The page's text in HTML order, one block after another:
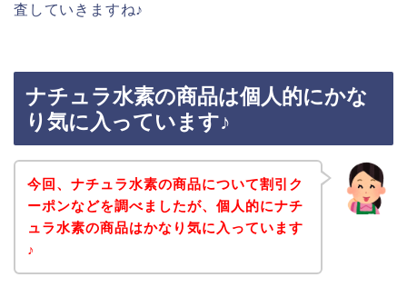
査していきますね♪
ナチュラ水素の商品は個人的にかな
り気に入っています♪
今回、ナチュラ水素の商品について割引ク
ーポンなどを調べましたが、個人的にナチ
ュラ水素の商品はかなり気に入っています
♪